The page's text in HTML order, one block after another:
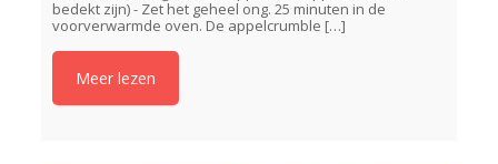
bedekt zijn) - Zet het geheel ong. 25 minuten in de
voorverwarmde oven. De appelcrumble […]
Meer lezen